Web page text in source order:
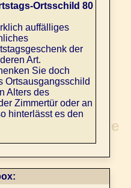
Ortsschild 80
auffälliges
der
Art.
Sie doch
Ortsausgangsschild
Alters des
Zimmertür oder an
hinterlässt es den